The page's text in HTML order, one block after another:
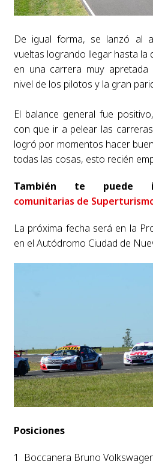
De igual forma, se lanzó al
vueltas logrando llegar hasta la
en una carrera muy
nivel de los pilotos y la gran
El balance general fue
con que ir a pelear las
logró por momentos hacer
todas las cosas, esto recién
También te puede
comunitarias de
La próxima fecha será en la
en el Autódromo Ciudad de
Posiciones
1 Boccanera Bruno